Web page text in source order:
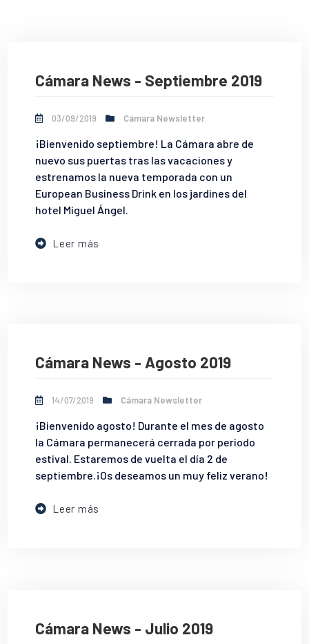
Cámara News - Septiembre 2019
03/09/2019 Cámara Newsletter
¡Bienvenido septiembre! La Cámara abre de
nuevo sus puertas tras las vacaciones y
estrenamos la nueva temporada con un
European Business Drink en los jardines del
hotel Miguel Ángel.
Leer más
Cámara News - Agosto 2019
14/07/2019 Cámara Newsletter
¡Bienvenido agosto! Durante el mes de agosto
la Cámara permanecerá cerrada por periodo
estival. Estaremos de vuelta el día 2 de
septiembre.¡Os deseamos un muy feliz verano!
Leer más
Cámara News - Julio 2019